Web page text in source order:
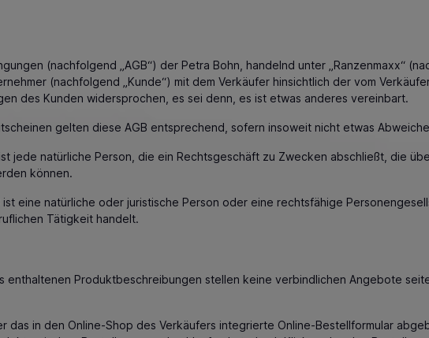
(nachfolgend „AGB“) der Petra Bohn, handelnd unter „Ranzenmaxx“
(nachfolgend „Kunde“) mit dem Verkäufer hinsichtlich der vom
des Kunden widersprochen, es sei denn, es ist etwas anderes vereinbart.
gelten diese AGB entsprechend, sofern insoweit nicht etwas
jede natürliche Person, die ein Rechtsgeschäft zu Zwecken abschließt, die
können.
ist eine natürliche oder juristische Person oder eine rechtsfähige
Tätigkeit handelt.
enthaltenen Produktbeschreibungen stellen keine verbindlichen Angebote
das in den Online-Shop des Verkäufers integrierte Online-Bestellformular